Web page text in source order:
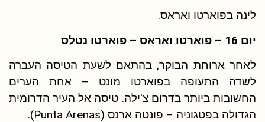
לינה בפוארטו ואראס.
יום 16 – פוארטו ואראס – פוארטו נטלס
לאחר ארוחת הבוקר, בהתאם לשעת הטיסה העברה
לשדה התעופה בפוארטו מונט – אחת הערים
החשובות ביותר בדרום צ'ילה. טיסה אל העיר הדרומית
הגדולה בפטגוניה – פונטה ארנס (Punta Arenas).